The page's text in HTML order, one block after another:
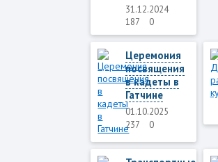
31.12.2024
187
0
Церемония
посвящения
в кадеты в
Гатчине
01.10.2025
237
0